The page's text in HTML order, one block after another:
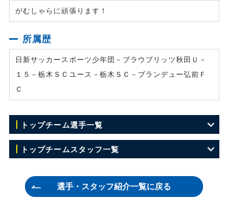
がむしゃらに頑張ります！
所属歴
日新サッカースポーツ少年団－ブラウブリッツ秋田Ｕ－
１５－栃木ＳＣユース－栃木ＳＣ－ブランデュー弘前Ｆ
Ｃ
トップチーム選手一覧
GK 23 川田 修平
GK 50 ユ ヒョン
トップチームスタッフ一覧
ヘッドコーチ 吉澤 英生
選手・スタッフ紹介一覧に戻る